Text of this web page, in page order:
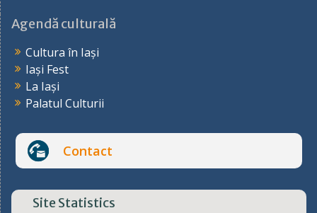
Agendă culturală
Cultura în Iași
Iași Fest
La Iași
Palatul Culturii
Contact
Site Statistics